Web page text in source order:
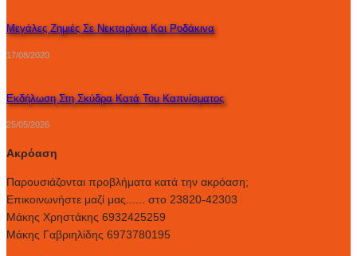
Mεγάλες Ζημιές Σε Νεκταρίνια Και Ροδάκινα
17/08/2020
Εκδήλωση Στη Σκύδρα Κατά Του Καπνίσματος
25/05/2026
Ακρόαση
Παρουσιάζονται προβλήματα κατά την ακρόαση;
Επικοινωνήστε μαζί μας...... στο 23820-42303
Μάκης Χρηστάκης 6932425259
Μάκης Γαβριηλίδης 6973780195